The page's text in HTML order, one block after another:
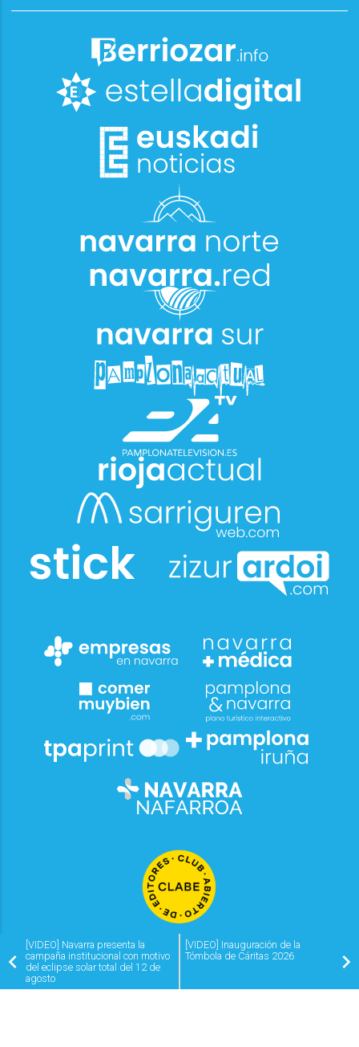
[VIDEO] Navarra presenta la
campaña institucional con motivo
del eclipse solar total del 12 de
agosto
[VIDEO] Inauguración de la
Tómbola de Cáritas 2026